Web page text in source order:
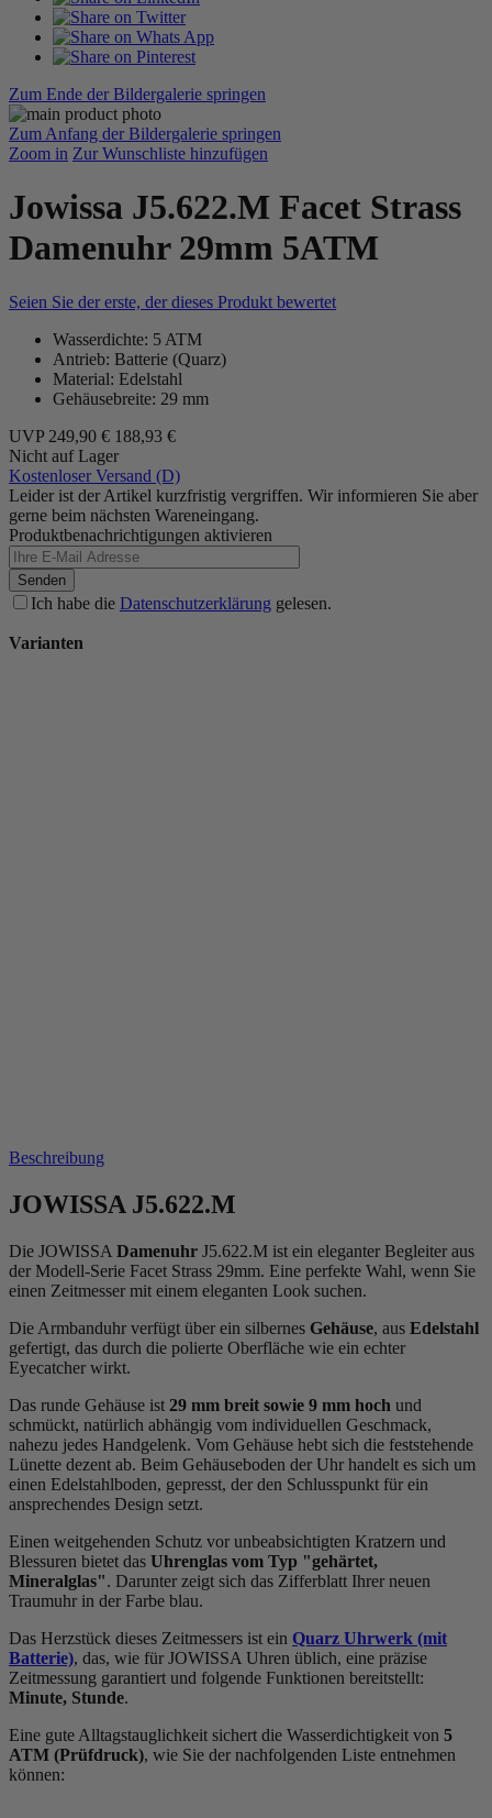
Zum Ende der Bildergalerie springen
Zum Anfang der Bildergalerie springen
Zoom in Zur Wunschliste hinzufügen
Jowissa J5.622.M Facet Strass
Damenuhr 29mm 5ATM
Seien Sie der erste, der dieses Produkt bewertet
Wasserdichte: 5 ATM
Antrieb: Batterie (Quarz)
Material: Edelstahl
Gehäusebreite: 29 mm
UVP 249,90 € 188,93 €
Nicht auf Lager
Kostenloser Versand (D)
Leider ist der Artikel kurzfristig vergriffen. Wir informieren Sie aber
gerne beim nächsten Wareneingang.
Produktbenachrichtigungen aktivieren
Senden
Ich habe die Datenschutzerklärung gelesen.
Varianten
Beschreibung
JOWISSA J5.622.M
Die JOWISSA Damenuhr J5.622.M ist ein eleganter Begleiter aus
der Modell-Serie Facet Strass 29mm. Eine perfekte Wahl, wenn Sie
einen Zeitmesser mit einem eleganten Look suchen.
Die Armbanduhr verfügt über ein silbernes Gehäuse, aus Edelstahl
gefertigt, das durch die polierte Oberfläche wie ein echter
Eyecatcher wirkt.
Das runde Gehäuse ist 29 mm breit sowie 9 mm hoch und
schmückt, natürlich abhängig vom individuellen Geschmack,
nahezu jedes Handgelenk. Vom Gehäuse hebt sich die feststehende
Lünette dezent ab. Beim Gehäuseboden der Uhr handelt es sich um
einen Edelstahlboden, gepresst, der den Schlusspunkt für ein
ansprechendes Design setzt.
Einen weitgehenden Schutz vor unbeabsichtigten Kratzern und
Blessuren bietet das Uhrenglas vom Typ "gehärtet,
Mineralglas". Darunter zeigt sich das Zifferblatt Ihrer neuen
Traumuhr in der Farbe blau.
Das Herzstück dieses Zeitmessers ist ein Quarz Uhrwerk (mit
Batterie), das, wie für JOWISSA Uhren üblich, eine präzise
Zeitmessung garantiert und folgende Funktionen bereitstellt:
Minute, Stunde.
Eine gute Alltagstauglichkeit sichert die Wasserdichtigkeit von 5
ATM (Prüfdruck), wie Sie der nachfolgenden Liste entnehmen
können: